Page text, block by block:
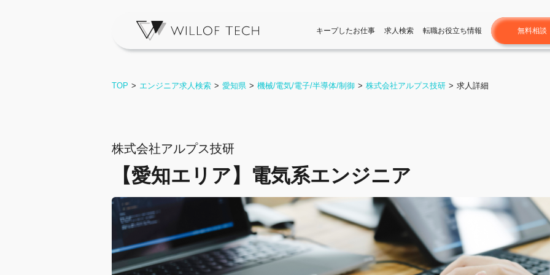
キープしたお仕事 求人検索 転職お役立ち情報 無料相談
TOP エンジニア求人検索 愛知県 機械/電気/電子/半導体/制御 株式会社アルプス技研 求人詳細
株式会社アルプス技研
【愛知エリア】電気系エンジニア